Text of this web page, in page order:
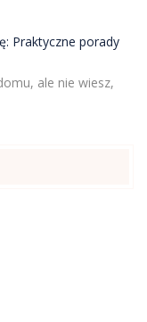
Praktyczne porady
ale nie wiesz,